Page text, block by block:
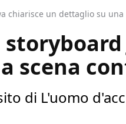
chiarisce un dettaglio su
scena
di L'uomo